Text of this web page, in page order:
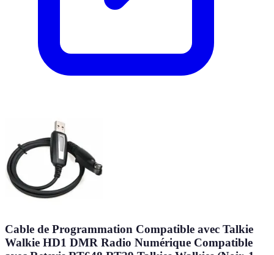
Cable de Programmation Compatible avec Talkie
Walkie HD1 DMR Radio Numérique Compatible